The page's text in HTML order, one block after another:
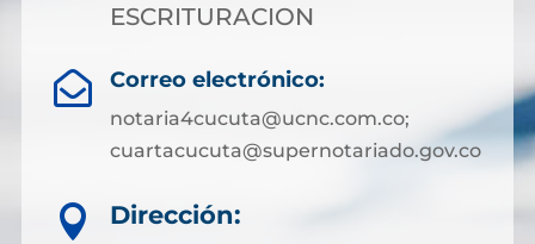
ESCRITURACION
 Correo electrónico:
notaria4cucuta@ucnc.com.co;
cuartacucuta@supernotariado.gov.co

Dirección: